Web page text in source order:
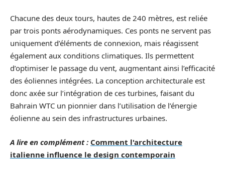
Chacune des deux tours, hautes de 240 mètres, est reliée
par trois ponts aérodynamiques. Ces ponts ne servent pas
uniquement d’éléments de connexion, mais réagissent
également aux conditions climatiques. Ils permettent
d’optimiser le passage du vent, augmentant ainsi l’efficacité
des éoliennes intégrées. La conception architecturale est
donc axée sur l’intégration de ces turbines, faisant du
Bahrain WTC un pionnier dans l’utilisation de l’énergie
éolienne au sein des infrastructures urbaines.
A lire en complément : Comment l'architecture
italienne influence le design contemporain